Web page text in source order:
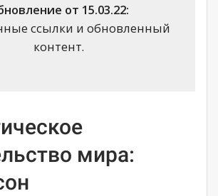
от 15.03.22:
ссылки и обновленный
контент.
мира: